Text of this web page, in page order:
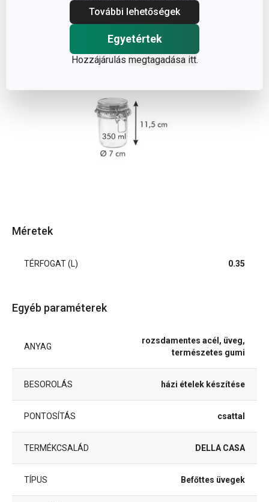
További lehetőségek
Egyetértek
Hozzájárulás megtagadása itt.
Méretek
TÉRFOGAT (L) 0.35
Egyéb paraméterek
ANYAG
rozsdamentes acél, üveg,
természetes gumi
BESOROLÁS házi ételek készítése
PONTOSÍTÁS csattal
TERMÉKCSALÁD DELLA CASA
TÍPUS Befőttes üvegek